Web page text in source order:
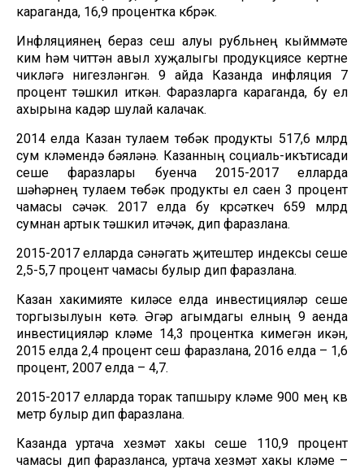
караганда, 16,9 процентка күбрәк.
Инфляциянең бераз үсеш алуы рубльнең кыйммәте
кимү һәм читтән авыл хуҗалыгы продукциясе кертүне
чикләүгә нигезләнгән. 9 айда Казанда инфляция 7
процент тәшкил иткән. Фаразларга караганда, бу ел
ахырына кадәр шулай калачак.
2014 елда Казан тулаем төбәк продукты 517,6 млрд
сум күләмендә бәяләнә. Казанның социаль-икътисади
үсеше фаразлары буенча 2015-2017 елларда
шәһәрнең тулаем төбәк продукты ел саен 3 процент
чамасы үсәчәк. 2017 елда бу күрсәткеч 659 млрд
сумнан артык тәшкил итәчәк, дип фаразлана.
2015-2017 елларда сәнәгать җитештерү индексы үсеше
2,5-5,7 процент чамасы булыр дип фаразлана.
Казан хакимияте киләсе елда инвестицияләр үсеше
торгызылуын көтә. Әгәр агымдагы елның 9 аенда
инвестицияләр күләме 14,3 процентка кимегән икән,
2015 елда 2,4 процент үсеш фаразлана, 2016 елда – 1,6
процент, 2007 елда – 4,7.
2015-2017 елларда торак тапшыру күләме 900 мең кв
метр булыр дип фаразлана.
Казанда уртача хезмәт хакы үсеше 110,9 процент
чамасы дип фаразланса, уртача хезмәт хакы күләме –